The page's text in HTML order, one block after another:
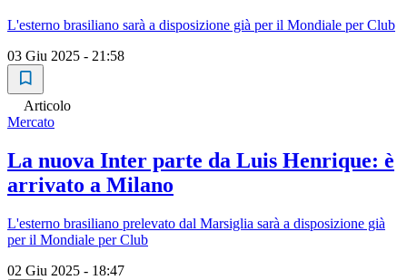
L'esterno brasiliano sarà a disposizione già per il Mondiale per Club
03 Giu 2025 - 21:58
Articolo
Mercato
La nuova Inter parte da Luis Henrique: è
arrivato a Milano
L'esterno brasiliano prelevato dal Marsiglia sarà a disposizione già
per il Mondiale per Club
02 Giu 2025 - 18:47